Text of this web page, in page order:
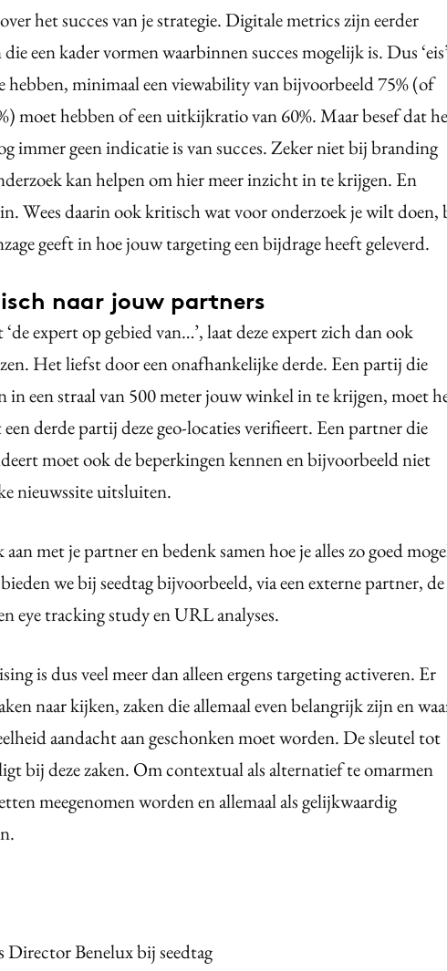
het succes van je strategie. Digitale metrics zijn eerder
een kader vormen waarbinnen succes mogelijk is. Dus
hebben, minimaal een viewability van bijvoorbeeld 75% (of
moet hebben of een uitkijkratio van 60%. Maar besef dat
immer geen indicatie is van succes. Zeker niet bij branding
kan helpen om hier meer inzicht in te krijgen. En
Wees daarin ook kritisch wat voor onderzoek je wilt doen,
geeft in hoe jouw targeting een bijdrage heeft geleverd.
naar jouw partners
expert op gebied van…’, laat deze expert zich dan ook
Het liefst door een onafhankelijke derde. Een partij die
in een straal van 500 meter jouw winkel in te krijgen, moet
derde partij deze geo-locaties verifieert. Een partner die
moet ook de beperkingen kennen en bijvoorbeeld niet
nieuwssite uitsluiten.
aan met je partner en bedenk samen hoe je alles zo goed
we bij seedtag bijvoorbeeld, via een externe partner, de
eye tracking study en URL analyses.
is dus veel meer dan alleen ergens targeting activeren. Er
naar kijken, zaken die allemaal even belangrijk zijn en
aandacht aan geschonken moet worden. De sleutel tot
bij deze zaken. Om contextual als alternatief te omarmen
meegenomen worden en allemaal als gelijkwaardig
Director Benelux bij seedtag